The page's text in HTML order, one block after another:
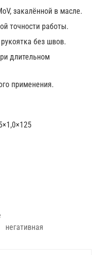
закалённой в масле.
точности работы.
без швов.
длительном
применения.
негативная